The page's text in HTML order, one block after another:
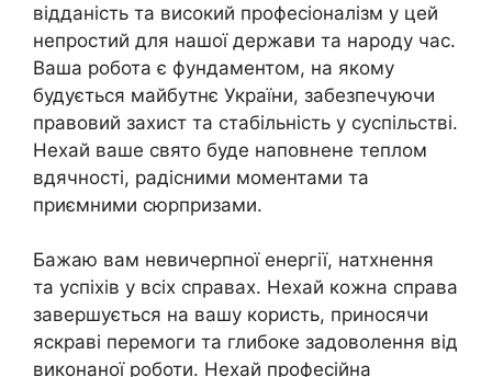
відданість та високий професіоналізм у цей
непростий для нашої держави та народу час.
Ваша робота є фундаментом, на якому
будується майбутнє України, забезпечуючи
правовий захист та стабільність у суспільстві.
Нехай ваше свято буде наповнене теплом
вдячності, радісними моментами та
приємними сюрпризами.
Бажаю вам невичерпної енергії, натхнення
та успіхів у всіх справах. Нехай кожна справа
завершується на вашу користь, приносячи
яскраві перемоги та глибоке задоволення від
виконаної роботи. Нехай професійна